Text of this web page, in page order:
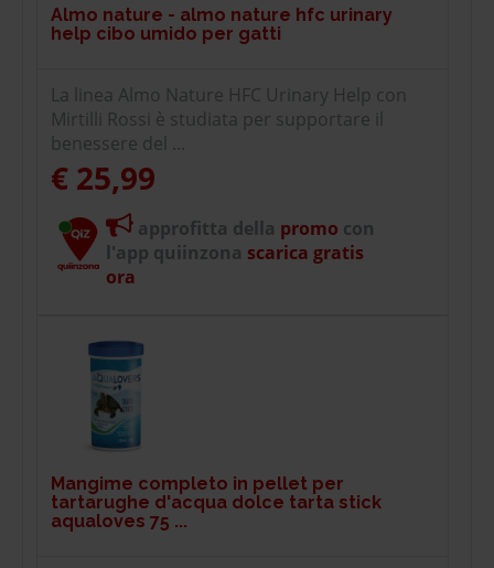
Almo nature - almo nature hfc urinary
help cibo umido per gatti
La linea Almo Nature HFC Urinary Help con
Mirtilli Rossi è studiata per supportare il
benessere del ...
€ 25,99
approfitta della promo con
l'app quiinzona scarica gratis
ora
Mangime completo in pellet per
tartarughe d'acqua dolce tarta stick
aqualoves 75 ...